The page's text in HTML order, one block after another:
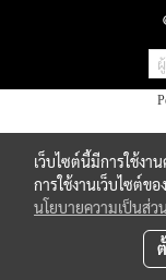
เว็บไซต์นี้มีการใช้ง
การใช้งานเว็บไซต์ข
นโยบายความเป็นส่ว